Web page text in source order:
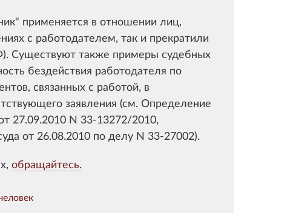
применяется в отношении лиц,
с работодателем, так и прекратили
Существуют также примеры судебных
бездействия работодателя по
связанных с работой, в
заявления (см. Определение
27.09.2010 N 33-13272/2010,
от 26.08.2010 по делу N 33-27002).
обращайтесь.